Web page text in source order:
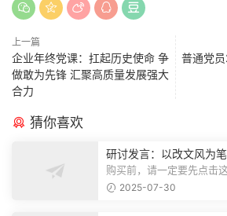
上一篇
企业年终党课：扛起历史使命 争
做敢为先锋 汇聚高质量发展强大
合力
普通党
猜你喜欢
研讨发言：以改文风为
购买前，请一定要先点击
注，精彩模板每天推送预
2025-07-30